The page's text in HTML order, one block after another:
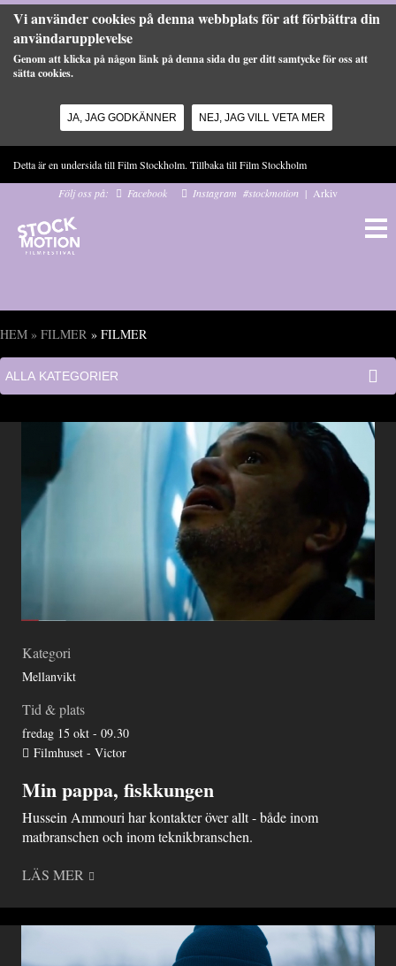
Vi använder cookies på denna webbplats för att förbättra din
användarupplevelse
Genom att klicka på någon länk på denna sida du ger ditt samtycke för oss att
sätta cookies.
JA, JAG GODKÄNNER NEJ, JAG VILL VETA MER
Detta är en undersida till Film Stockholm. Tillbaka tillFilm Stockholm
Följ oss på:
Facebook Instagram #stockmotion | Arkiv
Du är här
HEM » FILMER » FILMER
Kategori
Mellanvikt
Tid & plats
fredag 15 okt - 09.30
Filmhuset - Victor
Min pappa, fiskkungen
Hussein Ammouri har kontakter över allt - både inom
matbranschen och inom teknikbranschen.
LÄS MER